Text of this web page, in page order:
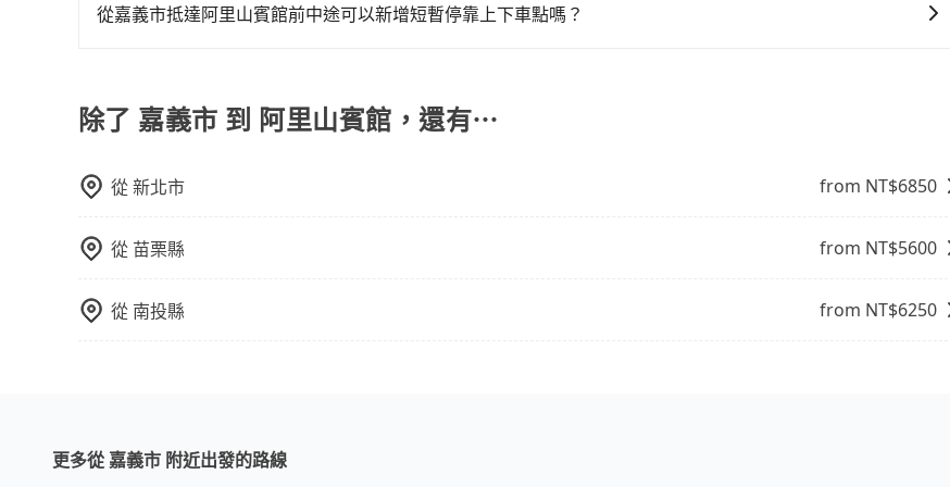
打電話問的價格可能比民宿訂房網來得便宜，但缺點就是多數要匯款並再人工確認。假如不介意多花一點錢省下
警察臨檢並趕下車，出意外後保險公司更是不會提供任何理賠，如果又遇到心術不正的司機，其犯罪行為可能都
從嘉義市抵達阿里山賓館前中途可以新增短暫停靠上下車點嗎？
外費用是必要的補償。
除了 嘉義市 到 阿里山賓館，還有⋯
從新北市 from NT$6850
從 苗栗縣 from NT$5600
從 南投縣 from NT$6250
更多從 嘉義市 附近出發的路線